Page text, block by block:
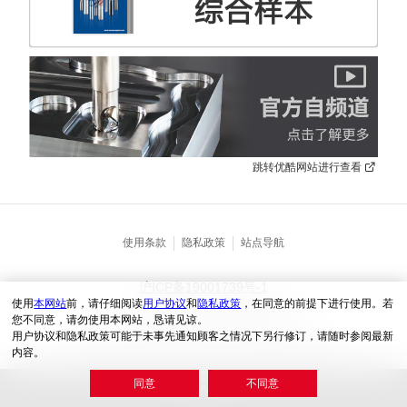
跳转优酷网站进行查看
使用条款 隐私政策 站点导航
沪公网安31010102005209号
© KYOCERA (China) Sales & Trading Corporation
使用本网站前，请仔细阅读用户协议和隐私政策 ，在同意的前提下进行使用。若
您不同意，请勿使用本网站，恳请见谅。
用户协议和隐私政策可能于未事先通知顾客之情况下另行修订，请随时参阅最新
内容。
同意 不同意